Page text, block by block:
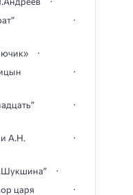
А.Н.
царя